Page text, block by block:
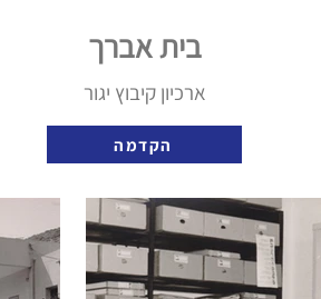
בית אברך
ארכיון קיבוץ יגור
הקדמה